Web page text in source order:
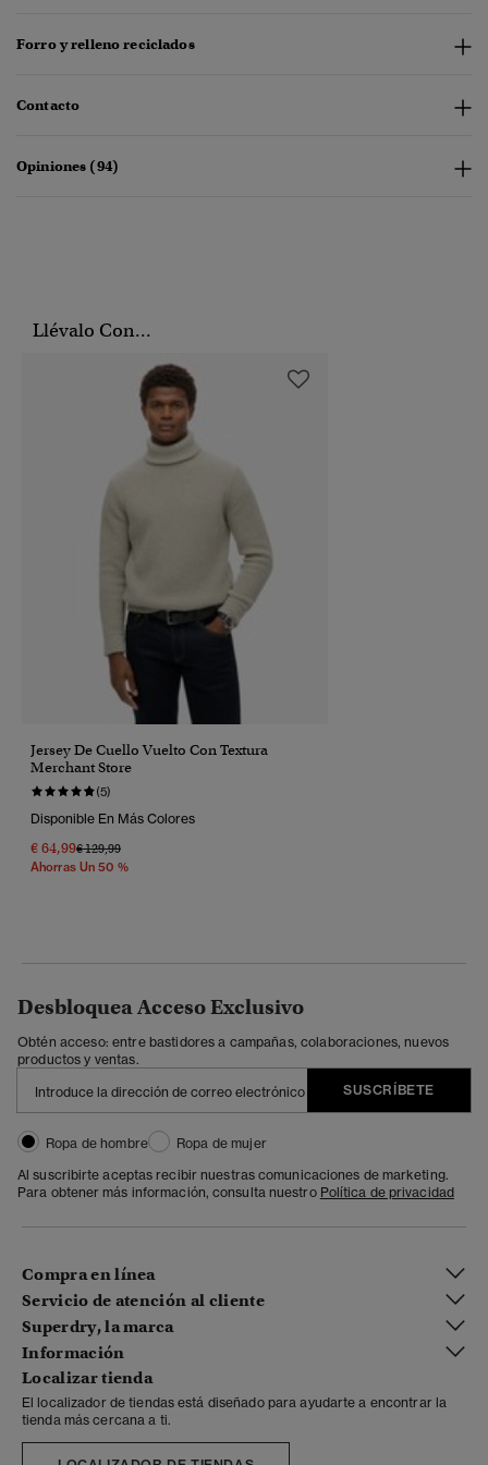
Forro y relleno reciclados
Contacto
Opiniones (94)
Llévalo Con...
Jersey De Cuello Vuelto Con Textura
Merchant Store
(5)
Disponible En Más Colores
€ 64,99Precio Rebajado De
€ 129,99A
Ahorras Un 50 %
Desbloquea Acceso Exclusivo
Obtén acceso: entre bastidores a campañas, colaboraciones, nuevos
productos y ventas.
SUSCRÍBETE
Ropa de hombre
Ropa de mujer
Al suscribirte aceptas recibir nuestras comunicaciones de marketing.
Para obtener más información, consulta nuestro Política de privacidad
Compra en línea
Servicio de atención al cliente
Superdry, la marca
Información
Localizar tienda
El localizador de tiendas está diseñado para ayudarte a encontrar la
tienda más cercana a ti.